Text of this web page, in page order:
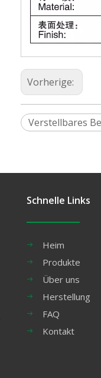
Vorherige:
Verstellbares
Schnelle Links
Heim
Produkte
Über uns
Herstellung
FAQ
Kontakt